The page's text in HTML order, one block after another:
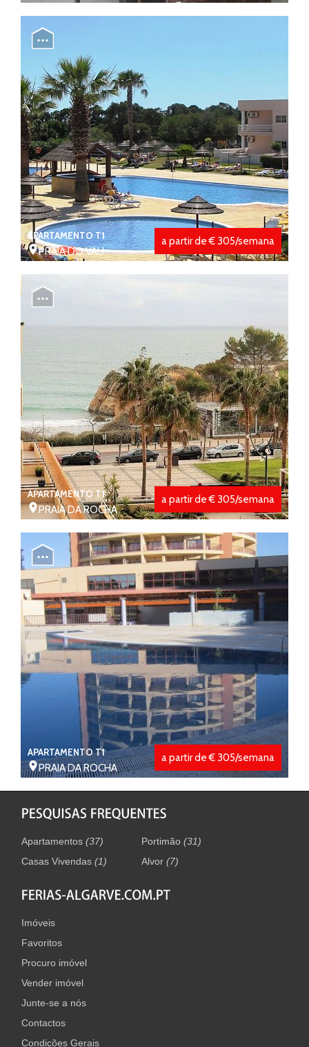
APARTAMENTO T1
PRAIA DO VAU
a partir de € 305/semana
APARTAMENTO T1
PRAIA DA ROCHA
a partir de € 305/semana
APARTAMENTO T1
PRAIA DA ROCHA
a partir de € 305/semana
Apartamentos(37)
Casas Vivendas(1)
Portimão(31)
Alvor(7)
Imóveis
Favoritos
Procuro imóvel
Vender imóvel
Junte-se a nós
Contactos
Condições Gerais